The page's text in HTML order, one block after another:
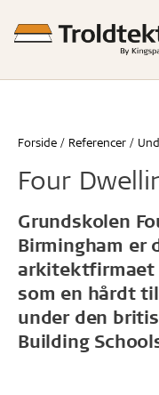
Forside Referencer
Four
Grundskolen
Birmingham er
arkitektfirmaet
som en hårdt
under den
Building